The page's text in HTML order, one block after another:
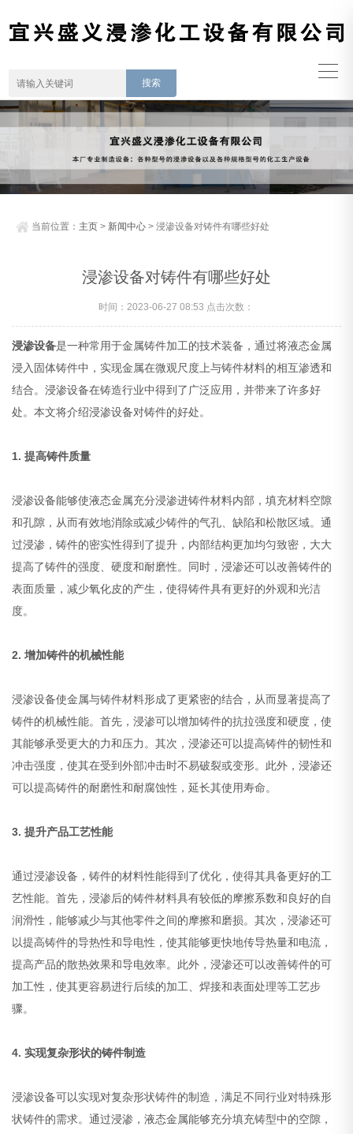
当前位置： 主页 > 新闻中心 > 浸渗设备对铸件有哪些好处
浸渗设备对铸件有哪些好处
时间：2023-06-27 08:53 点击次数：
浸渗设备是一种常用于金属铸件加工的技术装备，通过将液态金属
浸入固体铸件中，实现金属在微观尺度上与铸件材料的相互渗透和
结合。浸渗设备在铸造行业中得到了广泛应用，并带来了许多好
处。本文将介绍浸渗设备对铸件的好处。
1. 提高铸件质量
浸渗设备能够使液态金属充分浸渗进铸件材料内部，填充材料空隙
和孔隙，从而有效地消除或减少铸件的气孔、缺陷和松散区域。通
过浸渗，铸件的密实性得到了提升，内部结构更加均匀致密，大大
提高了铸件的强度、硬度和耐磨性。同时，浸渗还可以改善铸件的
表面质量，减少氧化皮的产生，使得铸件具有更好的外观和光洁
度。
2. 增加铸件的机械性能
浸渗设备使金属与铸件材料形成了更紧密的结合，从而显著提高了
铸件的机械性能。首先，浸渗可以增加铸件的抗拉强度和硬度，使
其能够承受更大的力和压力。其次，浸渗还可以提高铸件的韧性和
冲击强度，使其在受到外部冲击时不易破裂或变形。此外，浸渗还
可以提高铸件的耐磨性和耐腐蚀性，延长其使用寿命。
3. 提升产品工艺性能
通过浸渗设备，铸件的材料性能得到了优化，使得其具备更好的工
艺性能。首先，浸渗后的铸件材料具有较低的摩擦系数和良好的自
润滑性，能够减少与其他零件之间的摩擦和磨损。其次，浸渗还可
以提高铸件的导热性和导电性，使其能够更快地传导热量和电流，
提高产品的散热效果和导电效率。此外，浸渗还可以改善铸件的可
加工性，使其更容易进行后续的加工、焊接和表面处理等工艺步
骤。
4. 实现复杂形状的铸件制造
浸渗设备可以实现对复杂形状铸件的制造，满足不同行业对特殊形
状铸件的需求。通过浸渗，液态金属能够充分填充铸型中的空隙，